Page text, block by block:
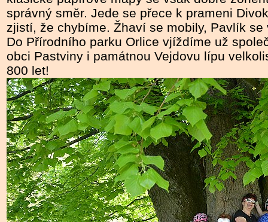
správný směr. Jede se přece k prameni
zjistí, že chybíme. Žhaví se mobily, Pavlík
Do Přírodního parku Orlice vjíždíme už
obci Pastviny i památnou Vejdovu lípu
800 let!